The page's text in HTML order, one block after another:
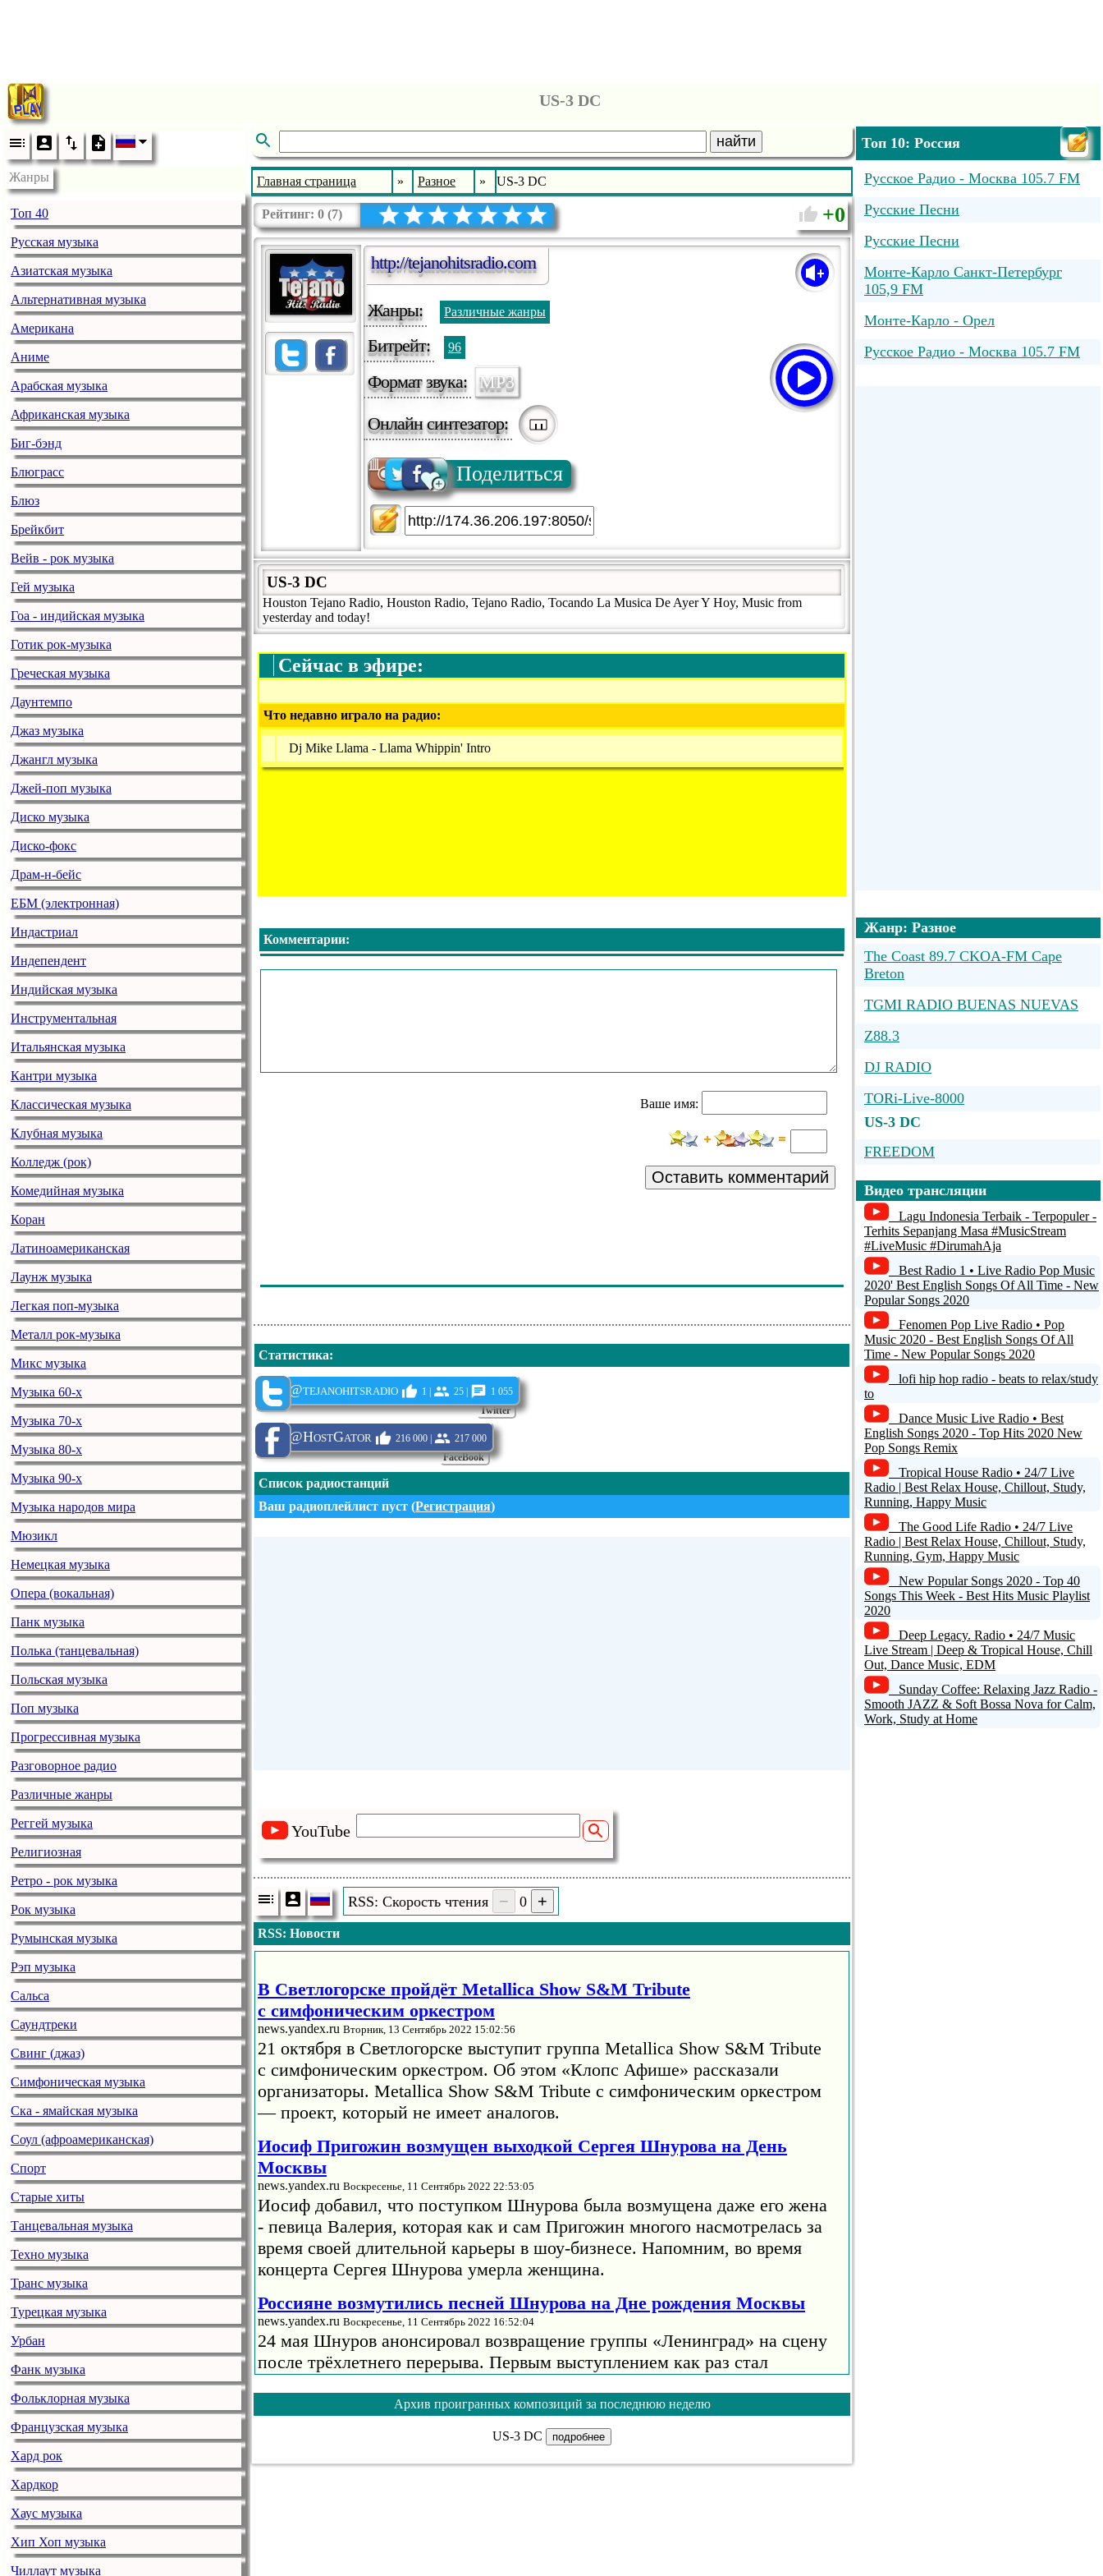
US-3 DC
Жанры
Топ 40
Русская музыка
Азиатская музыка
Альтернативная музыка
Американа
Аниме
Арабская музыка
Африканская музыка
Биг-бэнд
Блюграсс
Блюз
Брейкбит
Вейв - рок музыка
Гей музыка
Гоа - индийская музыка
Готик рок-музыка
Греческая музыка
Даунтемпо
Джаз музыка
Джангл музыка
Джей-поп музыка
Диско музыка
Диско-фокс
Драм-н-бейс
ЕБМ (электронная)
Индастриал
Индепендент
Индийская музыка
Инструментальная
Итальянская музыка
Кантри музыка
Классическая музыка
Клубная музыка
Колледж (рок)
Комедийная музыка
Коран
Латиноамериканская
Лаунж музыка
Легкая поп-музыка
Металл рок-музыка
Микс музыка
Музыка 60-х
Музыка 70-х
Музыка 80-х
Музыка 90-х
Музыка народов мира
Мюзикл
Немецкая музыка
Опера (вокальная)
Панк музыка
Полька (танцевальная)
Польская музыка
Поп музыка
Прогрессивная музыка
Разговорное радио
Различные жанры
Реггей музыка
Религиозная
Ретро - рок музыка
Рок музыка
Румынская музыка
Рэп музыка
Сальса
Саундтреки
Свинг (джаз)
Симфоническая музыка
Ска - ямайская музыка
Соул (афроамериканская)
Спорт
Старые хиты
Танцевальная музыка
Техно музыка
Транс музыка
Турецкая музыка
Урбан
Фанк музыка
Фольклорная музыка
Французская музыка
Хард рок
Хардкор
Хаус музыка
Хип Хоп музыка
Чиллаут музыка
найти
Главная страница » Разное » US-3 DC
Рейтинг: 0 (7) 0
http://tejanohitsradio.com
Жанры: Различные жанры
Битрейт: 96
Формат звука: MP3
Онлайн синтезатор:
Поделиться
US-3 DC
Houston Tejano Radio, Houston Radio, Tejano Radio, Tocando La Musica De Ayer Y Hoy, Music from
yesterday and today!
Сейчас в эфире:
Что недавно играло на радио:
Dj Mike Llama - Llama Whippin' Intro
Комментарии:
Ваше имя:
Оставить комментарий
Статистика:
Twitter
@tejanohitsradio 1 | 25 | 1 055
FaceBook
@HostGator 216 000 | 217 000
Список радиостанций
Ваш радиоплейлист пуст (Регистрация)
YouTube
RSS: Скорость чтения 0
RSS: Новости
В Светлогорске пройдёт Metallica Show S&M Tribute
с симфоническим оркестром
news.yandex.ru Вторник, 13 Сентябрь 2022 15:02:56
21 октября в Светлогорске выступит группа Metallica Show S&M Tribute
с симфоническим оркестром. Об этом «Клопс Афише» рассказали
организаторы. Metallica Show S&M Tribute с симфоническим оркестром
— проект, который не имеет аналогов.
Иосиф Пригожин возмущен выходкой Сергея Шнурова на День
Москвы
news.yandex.ru Воскресенье, 11 Сентябрь 2022 22:53:05
Иосиф добавил, что поступком Шнурова была возмущена даже его жена
- певица Валерия, которая как и сам Пригожин многого насмотрелась за
время своей длительной карьеры в шоу-бизнесе. Напомним, во время
концерта Сергея Шнурова умерла женщина.
Россияне возмутились песней Шнурова на Дне рождения Москвы
news.yandex.ru Воскресенье, 11 Сентябрь 2022 16:52:04
24 мая Шнуров анонсировал возвращение группы «Ленинград» на сцену
после трёхлетнего перерыва. Первым выступлением как раз стал
сентября будет оркестр "Глобалис" и "огромное количество
подпевающих девушек, в том числе из старого состава".
Жигалова напомнила, как Барских начинал карьеру с танцев
Архив проигранных композиций за последнюю неделю
US-3 DC подробнее
Топ 10: Россия
Русское Радио - Москва 105.7 FM
Русские Песни
Русские Песни
Монте-Карло Санкт-Петербург
105,9 FM
Монте-Карло - Орел
Русское Радио - Москва 105.7 FM
Жанр: Разное
The Coast 89.7 CKOA-FM Cape
Breton
TGMI RADIO BUENAS NUEVAS
Z88.3
DJ RADIO
TORi-Live-8000
US-3 DC
FREEDOM
Anchorage International Tower -
PANC
Konya FM
Radio Paradise (128k mp3)
*** STRICTLY HOUSE - TECH
CHANNEL ***
Видео трансляции
Lagu Indonesia Terbaik - Terpopuler -
Terhits Sepanjang Masa #MusicStream
#LiveMusic #DirumahAja
Best Radio 1 • Live Radio Pop Music
2020' Best English Songs Of All Time - New
Popular Songs 2020
Fenomen Pop Live Radio • Pop
Music 2020 - Best English Songs Of All
Time - New Popular Songs 2020
lofi hip hop radio - beats to relax/study
to
Dance Music Live Radio • Best
English Songs 2020 - Top Hits 2020 New
Pop Songs Remix
Tropical House Radio • 24/7 Live
Radio | Best Relax House, Chillout, Study,
Running, Happy Music
The Good Life Radio • 24/7 Live
Radio | Best Relax House, Chillout, Study,
Running, Gym, Happy Music
New Popular Songs 2020 - Top 40
Songs This Week - Best Hits Music Playlist
2020
Deep Legacy. Radio • 24/7 Music
Live Stream | Deep & Tropical House, Chill
Out, Dance Music, EDM
Sunday Coffee: Relaxing Jazz Radio -
Smooth JAZZ & Soft Bossa Nova for Calm,
Work, Study at Home